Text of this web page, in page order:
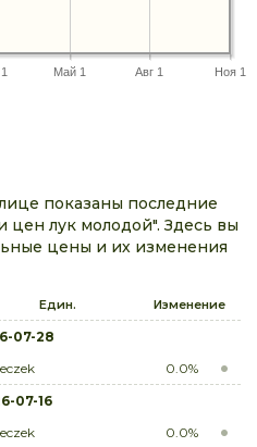
Май 1 Авг 1 Ноя 1
показаны последние
цен лук молодой". Здесь вы
цены и их изменения
Един. Изменение
07-28
0.0%
07-16
0.0%